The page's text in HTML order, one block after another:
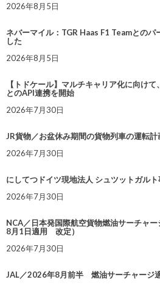
2026年8月5日
ネバーマイル：TGR Haas F1 Teamとのパ
した
2026年8月5日
【トドケール】マルチキャリア化に向け
とのAPI連携を開始
2026年7月30日
JR貨物／お盆休み期間の貨物列車の運転計
2026年7月30日
にしてつドイツ現地法人 シュツットガル
2026年7月30日
NCA／日本発国際航空貨物燃油サーチャ
8月1日適用 改定）
2026年7月30日
JAL／2026年8月前半 燃油サーチャージ